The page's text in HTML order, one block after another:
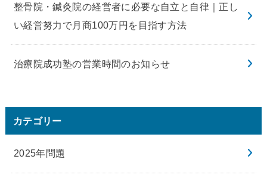
整骨院・鍼灸院の経営者に必要な自立と自律｜正し
い経営努力で月商100万円を目指す方法
治療院成功塾の営業時間のお知らせ
カテゴリー
2025年問題